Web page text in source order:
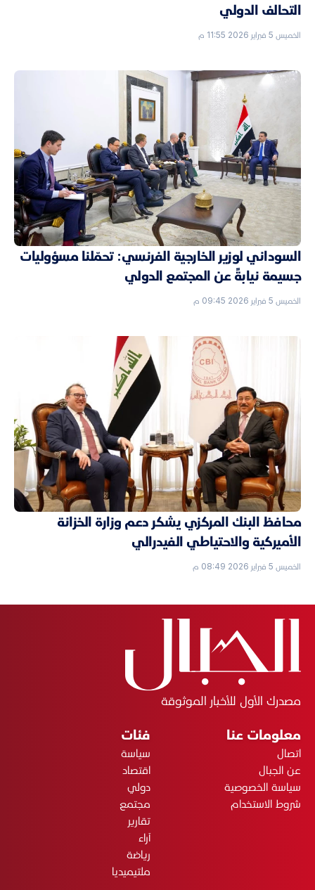
التحالف الدولي
الخميس 5 فبراير 2026 11:55 م
السوداني لوزير الخارجية الفرنسي: تحمّلنا مسؤوليات
جسيمة نيابةً عن المجتمع الدولي
الخميس 5 فبراير 2026 09:45 م
محافظ البنك المركزي يشكر دعم وزارة الخزانة
الأميركية والاحتياطي الفيدرالي
الخميس 5 فبراير 2026 08:49 م
مصدرك الأول للأخبار الموثوقة
معلومات عنا
اتصال
عن الجبال
سياسة الخصوصية
شروط الاستخدام
فئات
سياسة
اقتصاد
دولي
مجتمع
تقارير
آراء
رياضة
ملتيميديا